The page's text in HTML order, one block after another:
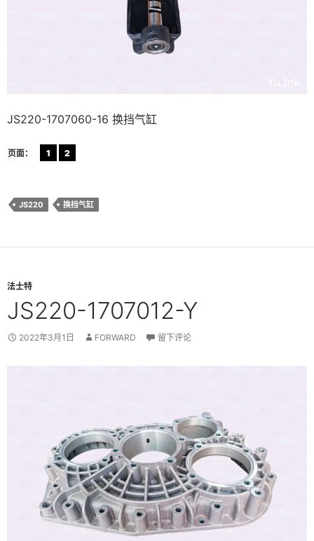
JS220-1707060-16 换挡气缸
页面： 1 2
JS220 换挡气缸
法士特
JS220-1707012-Y
2022年3月1日 FORWARD 留下评论